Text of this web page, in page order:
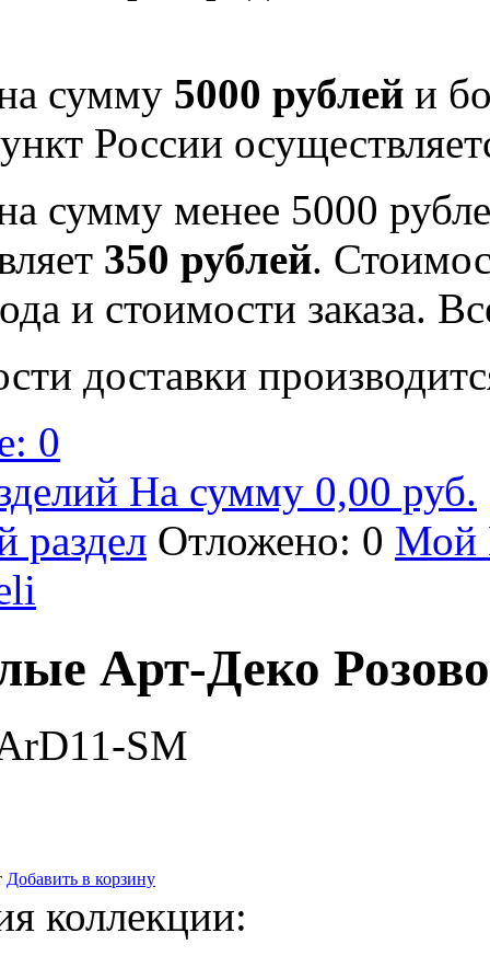
сумму 5000 рублей и
России
сумму менее 5000
350 рублей.
и стоимости заказа.
доставки
0
На сумму 0,00 руб.
раздел Отложено: 0 Мой
Арт-Деко
SM
Добавить в корзину
коллекции: